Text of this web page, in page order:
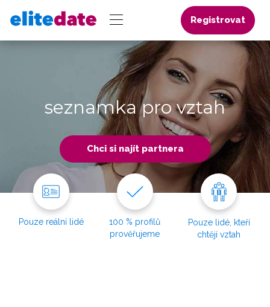
Registrovat
seznamka pro vztah
Chci si najít partnera
Pouze reální lidé
100 % profilů
prověřujeme
Pouze lidé, kteří
chtějí vztah